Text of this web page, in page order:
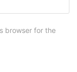
browser for the